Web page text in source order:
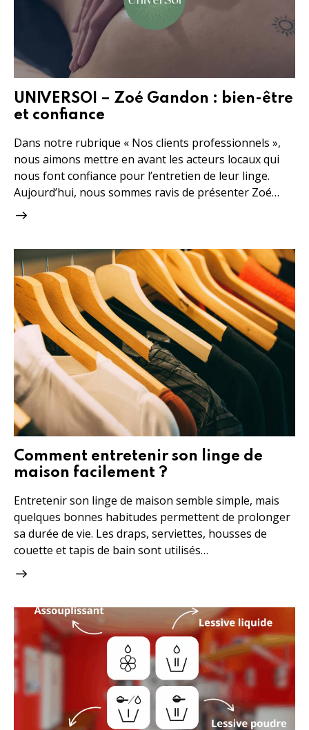
UNIVERSOI – Zoé Gandon : bien-être
et confiance
Dans notre rubrique « Nos clients professionnels »,
nous aimons mettre en avant les acteurs locaux qui
nous font confiance pour l’entretien de leur linge.
Aujourd’hui, nous sommes ravis de présenter Zoé…
Comment entretenir son linge de
maison facilement ?
Entretenir son linge de maison semble simple, mais
quelques bonnes habitudes permettent de prolonger
sa durée de vie. Les draps, serviettes, housses de
couette et tapis de bain sont utilisés…